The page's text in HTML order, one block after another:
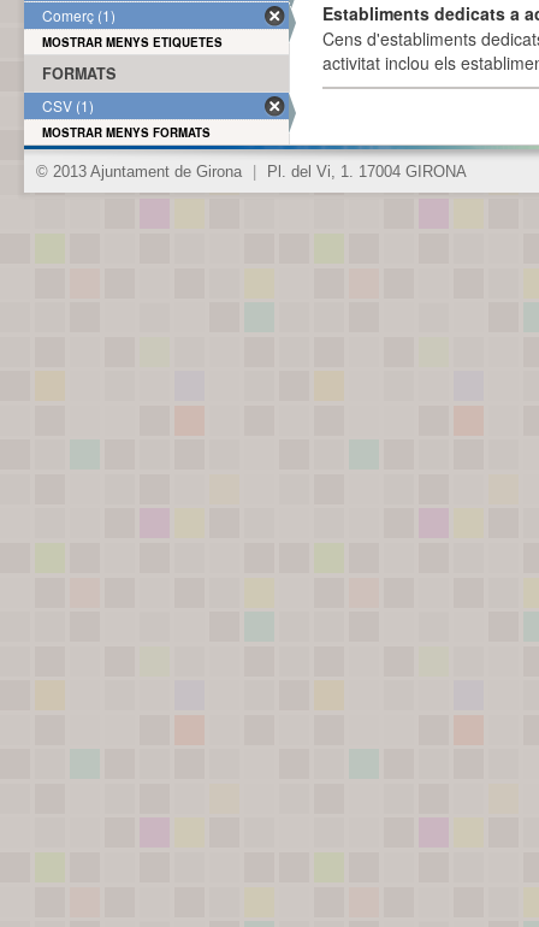
Establiments dedicats a
Cens d'establiments
activitat inclou els
Comerç (1)
MOSTRAR MENYS ETIQUETES
FORMATS
CSV (1)
MOSTRAR MENYS FORMATS
© 2013 Ajuntament de Girona Pl. del Vi, 1. 17004 GIRONA